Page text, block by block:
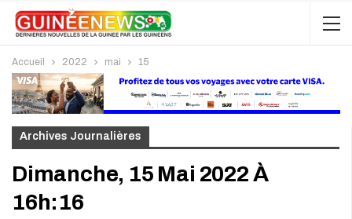
Accueil 2022 mai 15
Archives Journalières
Dimanche, 15 Mai 2022 À
16h:16